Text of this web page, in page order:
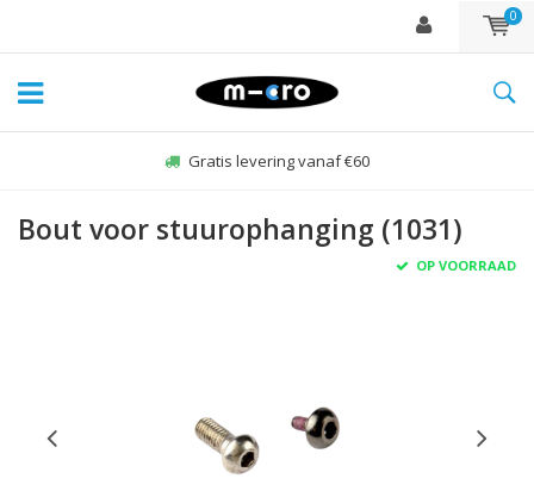
0
Gratis levering vanaf €60
Bout voor stuurophanging (1031)
OP VOORRAAD